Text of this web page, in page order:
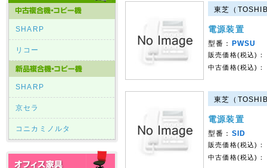
SHARP
リコー
SHARP
京セラ
コニカミノルタ
東芝（
電源装置
型番： PWSU
販売価格(税込)：
中古価格(税込)：
東芝（
電源装置
型番： SID
販売価格(税込)：
中古価格(税込)：